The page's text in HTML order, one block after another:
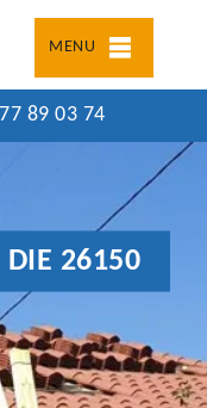
MENU
89 03 74
DIE 26150